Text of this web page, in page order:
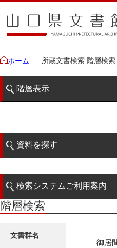
ホーム 所蔵文書検索 階層検索
階層表示
藩政文書
大令録
資料を探す
階層検索
検索システムご利用案内
検索システムの利用について
更新履歴
階層検索
文書群名
御居